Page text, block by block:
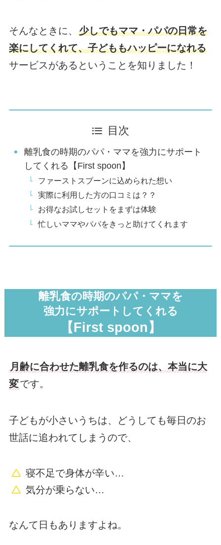
そんなときに、 少しでもママ・パパの日常を
楽にしてくれて、子どももハッピーになれる
サービスがあるということを知りました！
目次
離乳食の時期のパパ・ママを強力にサポート
してくれる【First spoon】
ファーストスプーンに込められた想い
実際に利用した方の口コミは？？
お得なお試しセットをまずは体験
忙しいママやパパをきっと助けてくれます
離乳食の時期のパパ・ママを
強力にサポートしてくれる
【First spoon】
月齢に合わせた離乳食を作るのは、本当に大
変です。
子どもが小さいうちは、どうしても毎日のお
世話に追われてしまうので、
寝不足で身体が辛い…
気分が乗らない…
なんて日もありますよね。